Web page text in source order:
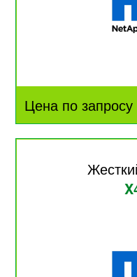
Цена по запросу